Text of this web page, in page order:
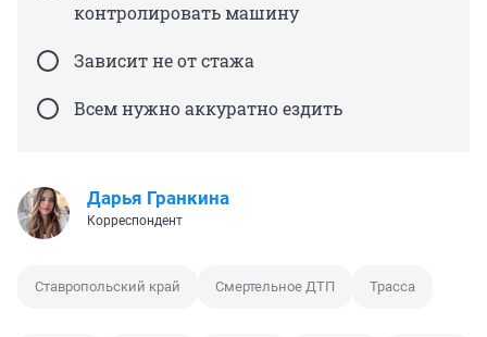
контролировать машину
Зависит не от стажа
Всем нужно аккуратно ездить
Дарья Гранкина
Корреспондент
Ставропольский край Смертельное ДТП Трасса